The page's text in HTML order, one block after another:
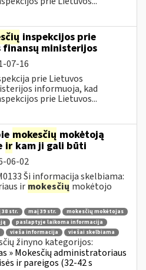
inspekcijos prie
finansų ministerijos
07-16
prie Lietuvos
informuoja, kad
prie Lietuvos...
mokesčių mokėtoją
irkam ji gali būti
06-02
Ši informacija skelbiama:
ir mokesčių mokėtojo
str. maį 39 str.
mokesčių mokėtojas
paslaptyje laikoma informacija
vieša informacija
viešai skelbiama
žinyno kategorijos:
» Mokesčių administratoriaus
ir pareigos (32-42 s